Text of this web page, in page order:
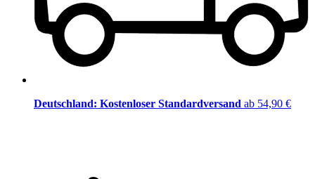
Deutschland: Kostenloser Standardversand ab 54,90 €